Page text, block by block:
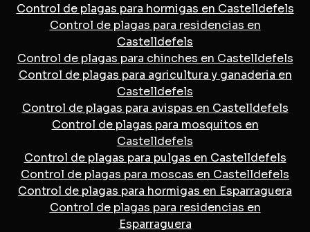
Control de plagas para hormigas en Castelldefels
Control de plagas para residencias en
Castelldefels
Control de plagas para chinches en Castelldefels
Control de plagas para agricultura y ganaderia en
Castelldefels
Control de plagas para avispas en Castelldefels
Control de plagas para mosquitos en
Castelldefels
Control de plagas para pulgas en Castelldefels
Control de plagas para moscas en Castelldefels
Control de plagas para hormigas en Esparraguera
Control de plagas para residencias en
Esparraguera